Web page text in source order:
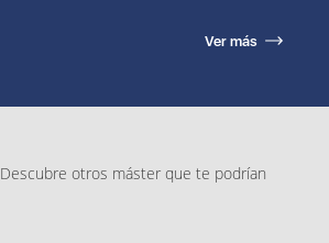
Ver más
Descubre otros máster que te podrían